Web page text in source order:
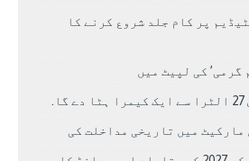
پر کام جلد شروع کرنے کا
گرمی’ کی لپیٹ میں
مارکیٹ میں تاریخی مداخلت کی